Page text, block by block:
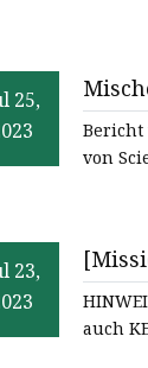
25,
Bericht
von
23,
auch